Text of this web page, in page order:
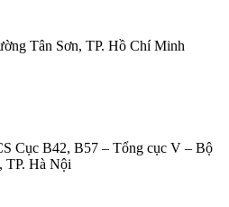
Tân Sơn, TP. Hồ Chí Minh
Cục B42, B57 – Tổng cục V – Bộ
TP. Hà Nội